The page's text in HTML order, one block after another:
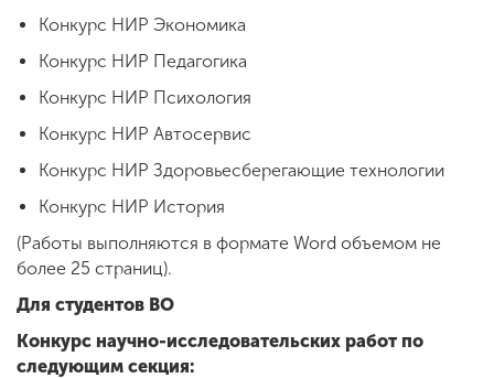
Конкурс НИР Экономика
Конкурс НИР Педагогика
Конкурс НИР Психология
Конкурс НИР Автосервис
Конкурс НИР Здоровьесберегающие технологии
Конкурс НИР История
(Работы выполняются в формате Word объемом не
более 25 страниц).
Для студентов ВО
Конкурс научно-исследовательских работ по
следующим секция: